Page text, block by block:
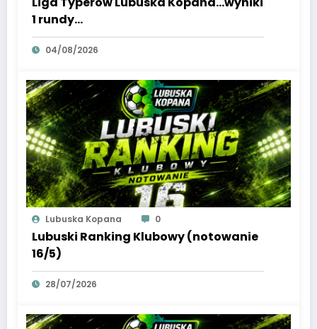
1 rundy…
04/08/2026
Lubuska Kopana 0
Lubuski Ranking Klubowy (notowanie
16/5)
28/07/2026